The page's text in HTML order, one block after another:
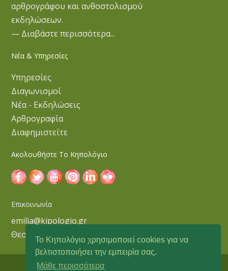
Το Κηπολόγιο χρησιμοποιεί cookies για να
βελτιστοποιήσει την εμπειρία σας.
Μάθε περισσότερα
αρθρογράφου και ανθοστολισμού
εκδηλώσεων.
— Διαβάστε περισσότερα...
Νέα & Υπηρεσίες
Υπηρεσίες
Διαγωνισμοί
Νέα - Εκδηλώσεις
Αρθρογραφία
Διαφημιστείτε
Ακολουθήστε Το Κηπολόγιο
Επικοινωνία
emilia@kipologio.gr
Θεσσαλονίκη